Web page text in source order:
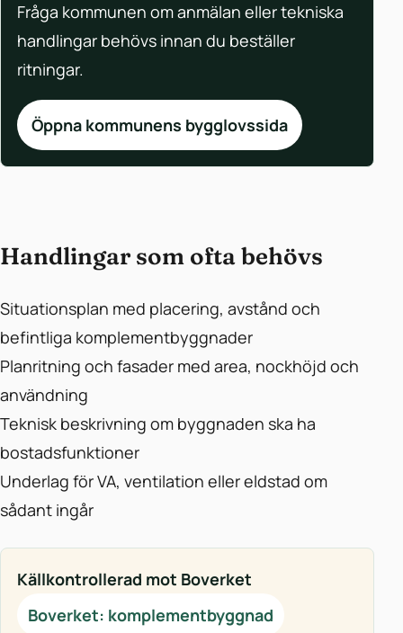
Fråga kommunen om anmälan eller tekniska
handlingar behövs innan du beställer
ritningar.
Öppna kommunens bygglovssida
Handlingar som ofta behövs
Situationsplan med placering, avstånd och
befintliga komplementbyggnader
Planritning och fasader med area, nockhöjd och
användning
Teknisk beskrivning om byggnaden ska ha
bostadsfunktioner
Underlag för VA, ventilation eller eldstad om
sådant ingår
Källkontrollerad mot Boverket
Boverket: komplementbyggnad